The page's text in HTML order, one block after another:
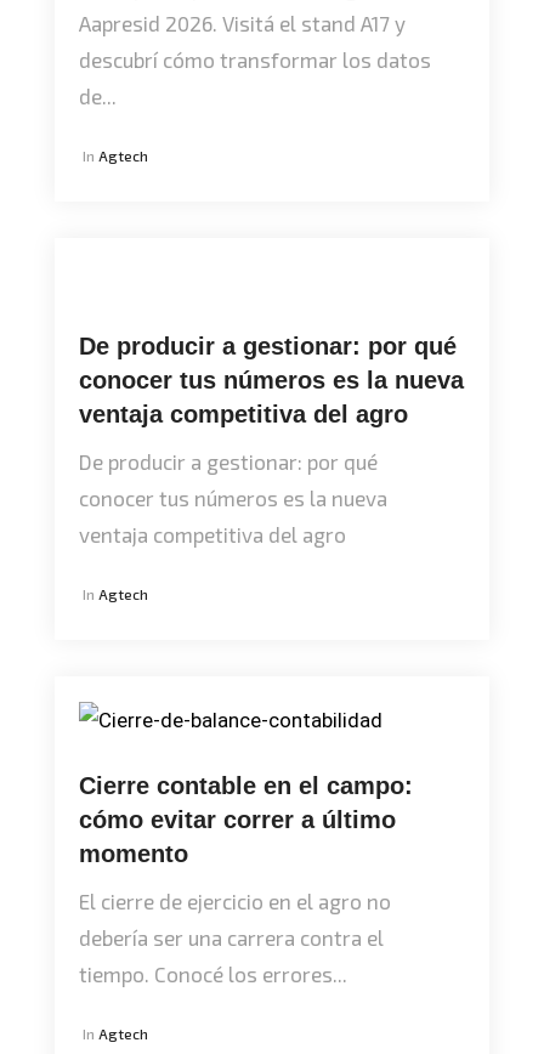
Aapresid 2026. Visitá el stand A17 y
descubrí cómo transformar los datos
de...
In Agtech
De producir a gestionar: por qué
conocer tus números es la nueva
ventaja competitiva del agro
De producir a gestionar: por qué
conocer tus números es la nueva
ventaja competitiva del agro
In Agtech
Cierre contable en el campo:
cómo evitar correr a último
momento
El cierre de ejercicio en el agro no
debería ser una carrera contra el
tiempo. Conocé los errores...
In Agtech